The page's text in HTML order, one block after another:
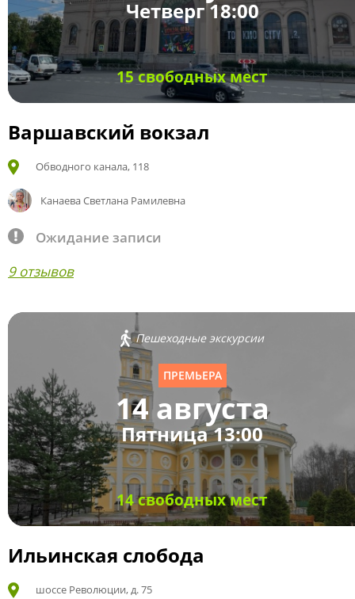
Четверг 18:00
15 свободных мест
Варшавский вокзал
Обводного канала, 118
Канаева Светлана Рамилевна
Ожидание записи
9 отзывов
Пешеходные экскурсии
ПРЕМЬЕРА
14 августа
Пятница 13:00
14 свободных мест
Ильинская слобода
шоссе Революции, д. 75